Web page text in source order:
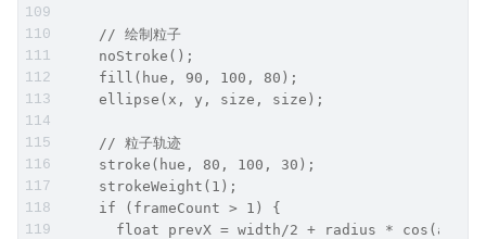
    // 绘制粒子
    noStroke();
    fill(hue, 90, 100, 80);
    ellipse(x, y, size, size);
    // 粒子轨迹
    stroke(hue, 80, 100, 30);
    strokeWeight(1);
    if (frameCount > 1) {
float prevX = width/2 + radius * cos(angle